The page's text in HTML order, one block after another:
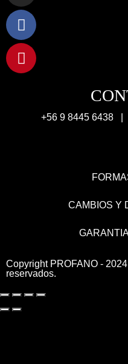
+56 9 8445 6438 |
CAMBIOS Y
Copyright PROFANO -
reservados.